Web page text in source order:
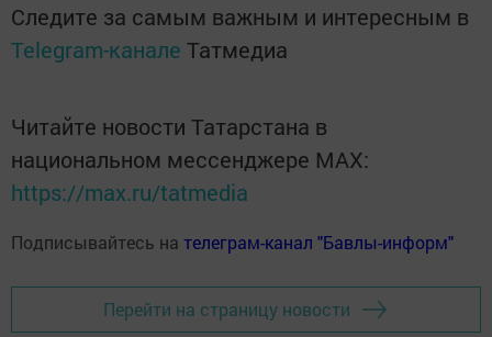
Следите за самым важным и интересным в
Telegram-канале Татмедиа
Читайте новости Татарстана в
национальном мессенджере MАХ:
https://max.ru/tatmedia
Подписывайтесь на телеграм-канал "Бавлы-информ"
Перейти на страницу новости